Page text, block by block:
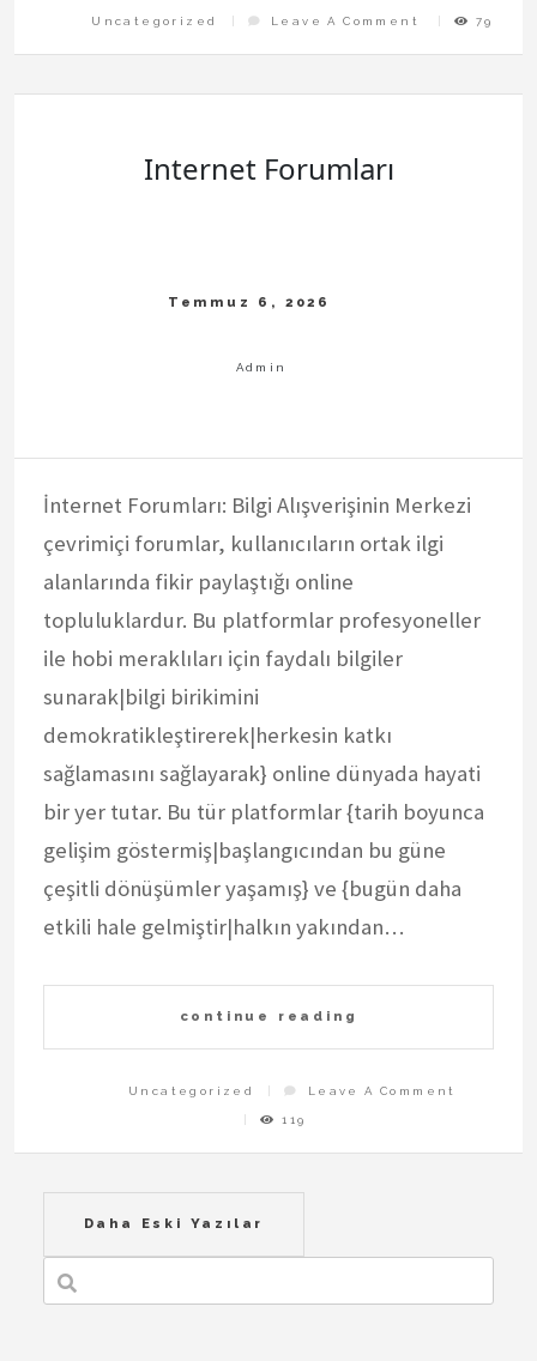
Uncategorized Leave A Comment
On
Gaziantepe
Sevkiyat
79
Internet Forumları
İnternet Forumları: Bilgi Alışverişinin Merkezi
çevrimiçi forumlar, kullanıcıların ortak ilgi
alanlarında fikir paylaştığı online
topluluklardur. Bu platformlar profesyoneller
ile hobi meraklıları için faydalı bilgiler
sunarak|bilgi birikimini
demokratikleştirerek|herkesin katkı
sağlamasını sağlayarak} online dünyada hayati
bir yer tutar. Bu tür platformlar {tarih boyunca
gelişim göstermiş|başlangıcından bu güne
çeşitli dönüşümler yaşamış} ve {bugün daha
etkili hale gelmiştir|halkın yakından…
continue reading
Uncategorized Leave A Comment
119
YazıDaha Eski Yazılar